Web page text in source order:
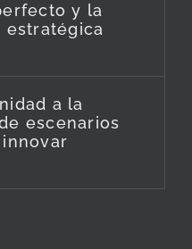
y la
estratégica
a la
escenarios